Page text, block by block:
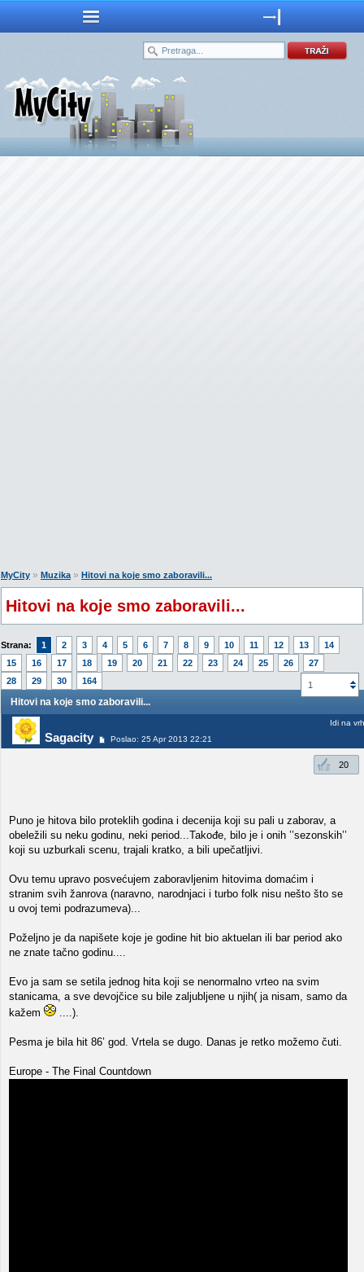
MyCity » Muzika» Hitovi na koje smo zaboravili...
Hitovi na koje smo zaboravili...
Strana: 1 2 3 4 5 6 7 8 9 10 11 12 13
14
15
16 17 18 19 20 21 22 23 24 25 26
27
28
29 30 164 1
Hitovi na koje smo zaboravili...
Sagacity Poslao: 25 Apr 2013 22:21
Idi na vrh
20
Puno je hitova bilo proteklih godina i decenija koji su pali u zaborav, a
obeležili su neku godinu, neki period...Takođe, bilo je i onih ’’sezonskih’’
koji su uzburkali scenu, trajali kratko, a bili upečatljivi.
Ovu temu upravo posvećujem zaboravljenim hitovima domaćim i
stranim svih žanrova (naravno, narodnjaci i turbo folk nisu nešto što se
u ovoj temi podrazumeva)...
Poželjno je da napišete koje je godine hit bio aktuelan ili bar period ako
ne znate tačno godinu....
Evo ja sam se setila jednog hita koji se nenormalno vrteo na svim
stanicama, a sve devojčice su bile zaljubljene u njih( ja nisam, samo da
kažem
....).
Pesma je bila hit 86’ god. Vrtela se dugo. Danas je retko možemo čuti.
Europe - The Final Countdown